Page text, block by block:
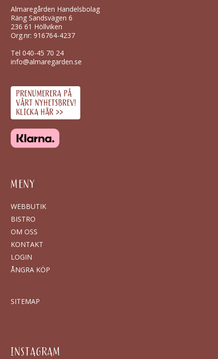
Almaregården Handelsbolag
Räng Sandsvägen 6
236 61 Höllviken
Org.nr: 916764-4237
Tel040-45 70 24
info@almaregarden.se
MENY
WEBBUTIK
BISTRO
OM OSS
KONTAKT
LOGIN
ÅNGRA KÖP
SITEMAP
INSTAGRAM